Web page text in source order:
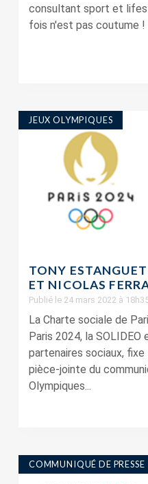
consultant sport et
fois n'est pas coutume
JEUX OLYMPIQUES
TONY
ET NICOLAS
Publié le 24 mars 2022 à
La Charte sociale de
Paris 2024, la SOLIDEO
partenaires sociaux,
pièce-jointe du
Olympiques...
COMMUNIQUÉ DE PRESSE